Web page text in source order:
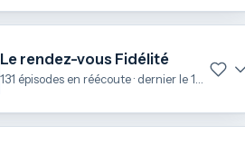
Le rendez-vous Fidélité